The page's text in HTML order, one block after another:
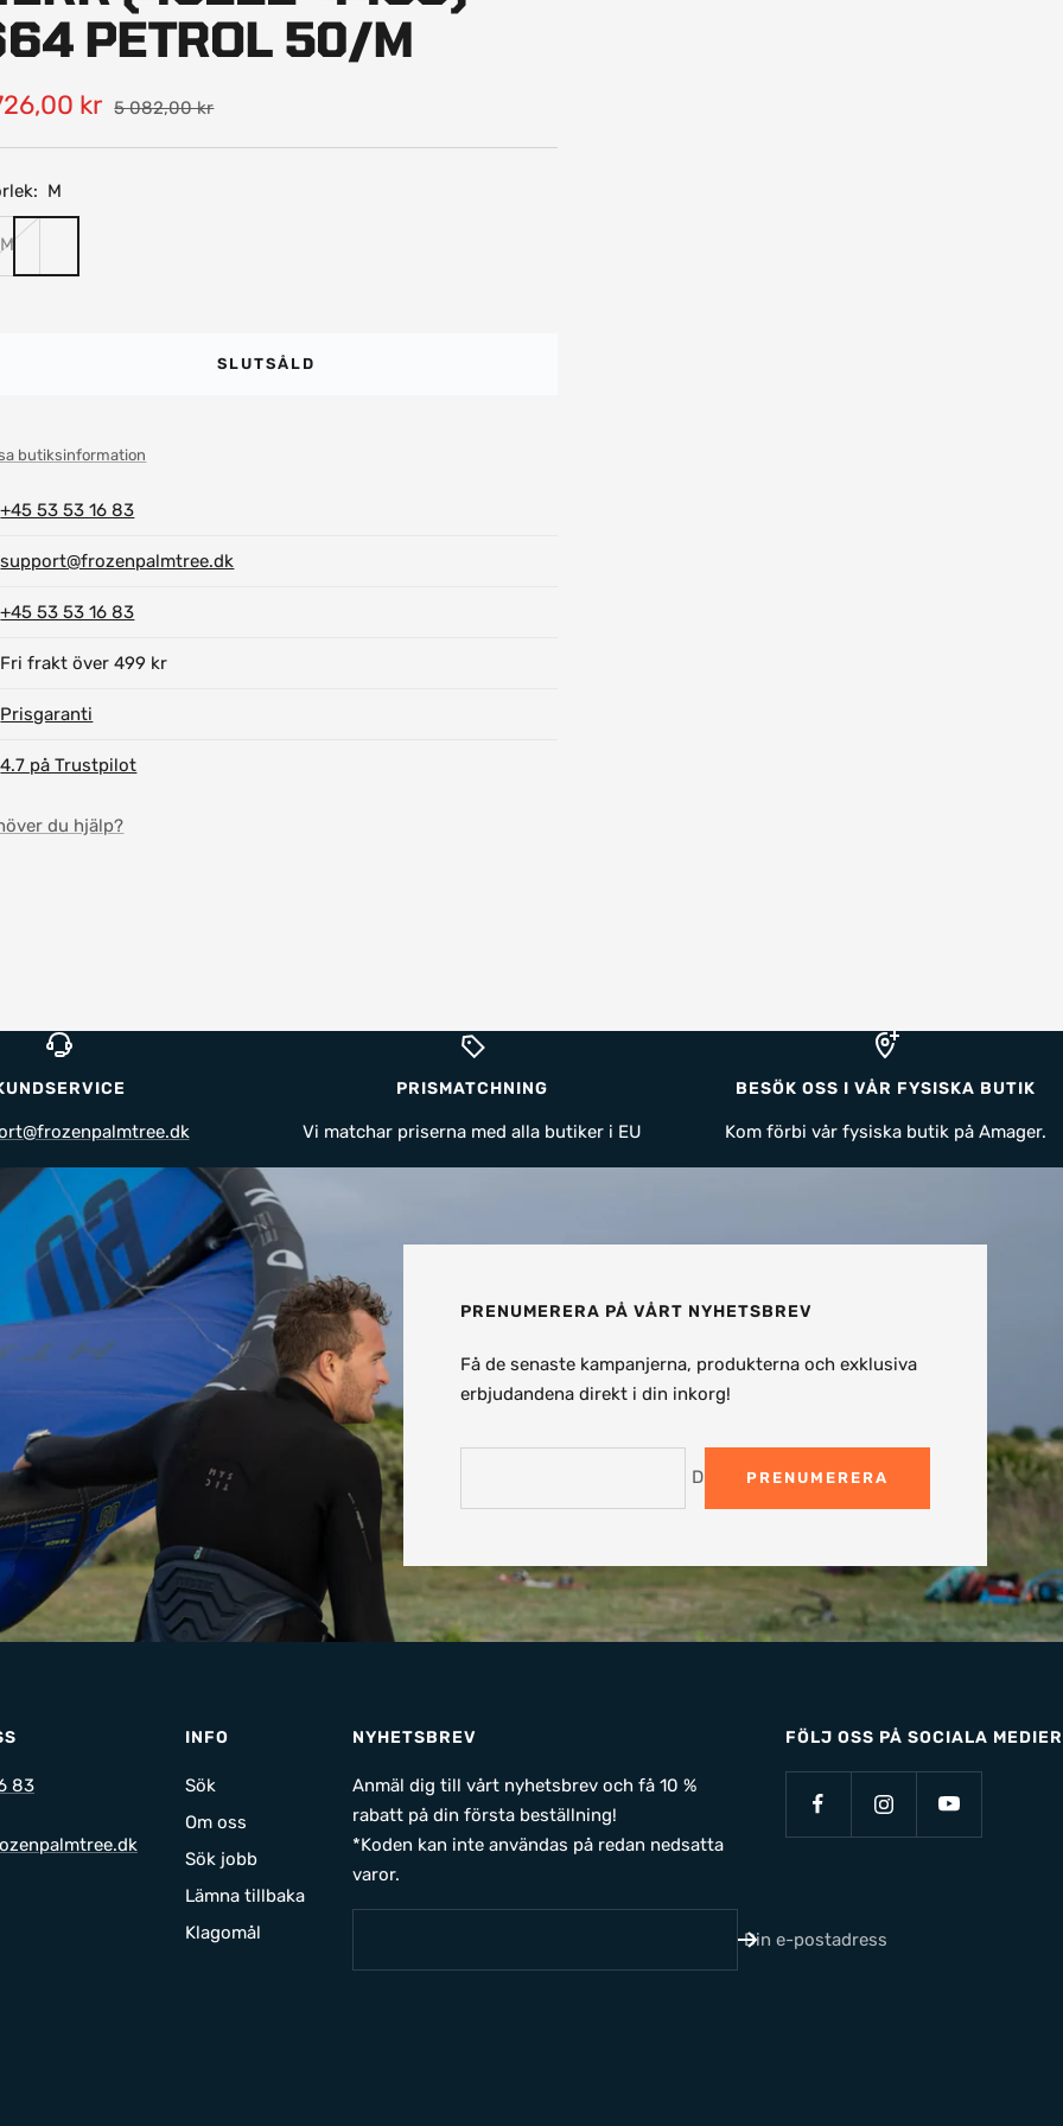
PETROL 50/M
kr Pris
5 082,00 kr
M
M
SLUTSÅLD
butiksinformation
+45 53 53 16 83
support@frozenpalmtree.dk
+45 53 53 16 83
Fri frakt över 499 kr
Prisgaranti
4.7 på Trustpilot
du hjälp?
PRISMATCHNING
Vi matchar priserna med alla butiker i EU
BESÖK OSS I VÅR FYSISKA BUTIK
Kom förbi vår fysiska butik på Amager.
PRENUMERERA PÅ VÅRT NYHETSBREV
Få de senaste kampanjerna, produkterna och exklusiva
erbjudandena direkt i din inkorg!
Din e-postPRENUMERERA
83
INFO
Sök
Om oss
Sök jobb
Lämna tillbaka
Klagomål
NYHETSBREV
Anmäl dig till vårt nyhetsbrev och få 10 %
rabatt på din första beställning!
*Koden kan inte användas på redan nedsatta
varor.
Din e-postadress
FÖLJ OSS PÅ SOCIALA MEDIER